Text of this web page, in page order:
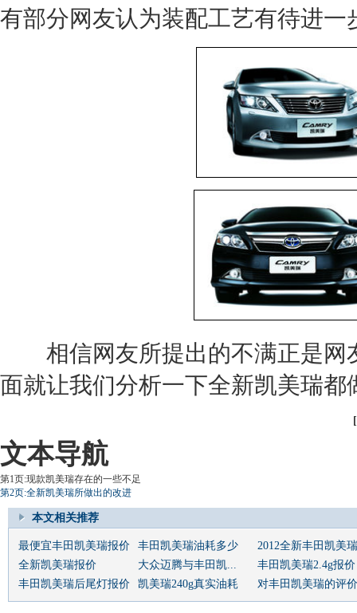
有部分网友认为装配工艺有待进一
相信网友所提出的不满正是网
面就让我们分析一下全新凯美瑞都
文本导航
第1页:现款凯美瑞存在的一些不足
第2页:全新凯美瑞所做出的改进
本文相关推荐
最便宜丰田凯美瑞报价 丰田凯美瑞油耗多少
2012全新丰田凯美瑞
全新凯美瑞报价
大众迈腾与丰田凯...
丰田凯美瑞2.4g报价
丰田凯美瑞后尾灯报价
凯美瑞240g真实油耗 对丰田凯美瑞的评价